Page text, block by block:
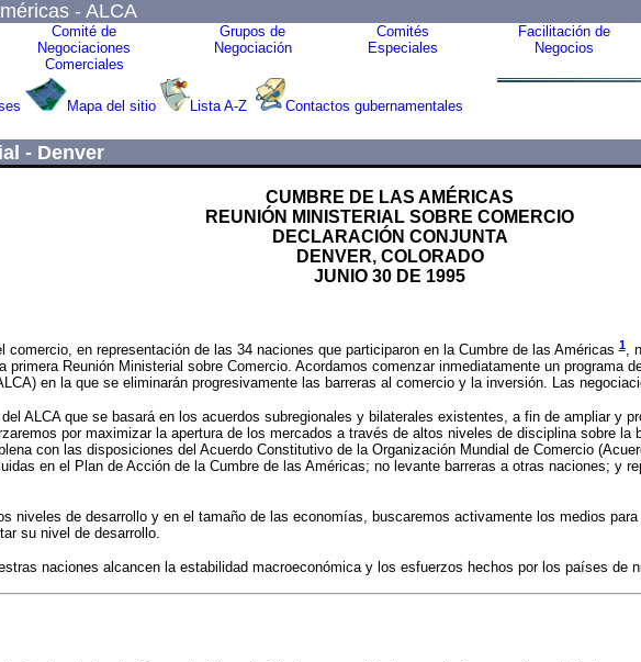
- ALCA
Comité de
Negociaciones
Comerciales
Grupos de
Negociación
Comités
Especiales
Facilitación de
Negocios
Mapa del sitio Lista A-Z Contactos gubernamentales
- Denver
CUMBRE DE LAS AMÉRICAS
REUNIÓN MINISTERIAL SOBRE COMERCIO
DECLARACIÓN CONJUNTA
DENVER, COLORADO
JUNIO 30 DE 1995
comercio, en representación de las 34 naciones que participaron en la Cumbre de las Américas1,
Reunión Ministerial sobre Comercio. Acordamos comenzar inmediatamente un programa
en la que se eliminarán progresivamente las barreras al comercio y la inversión. Las
ALCA que se basará en los acuerdos subregionales y bilaterales existentes, a fin de ampliar y
por maximizar la apertura de los mercados a través de altos niveles de disciplina sobre
con las disposiciones del Acuerdo Constitutivo de la Organización Mundial de Comercio
en el Plan de Acción de la Cumbre de las Américas; no levante barreras a otras naciones; y
niveles de desarrollo y en el tamaño de las economías, buscaremos activamente los medios
su nivel de desarrollo.
naciones alcancen la estabilidad macroeconómica y los esfuerzos hechos por los países de